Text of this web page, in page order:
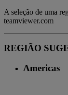
A seleção de uma
teamviewer.com
REGIÃO
Americas